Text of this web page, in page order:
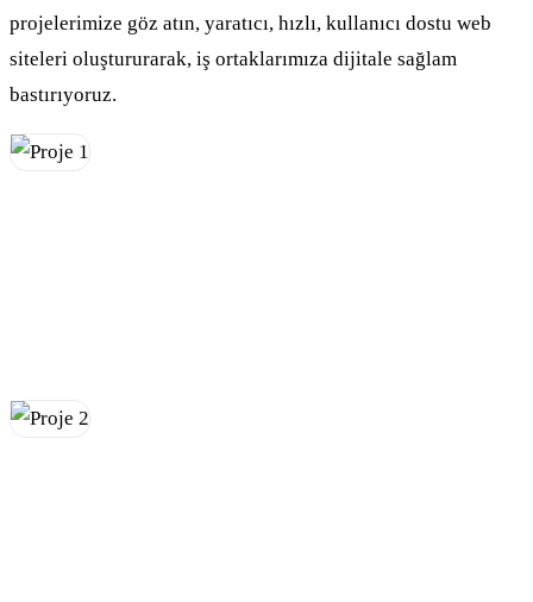
projelerimize göz atın, yaratıcı, hızlı, kullanıcı dostu web
siteleri oluştururarak, iş ortaklarımıza dijitale sağlam
bastırıyoruz.